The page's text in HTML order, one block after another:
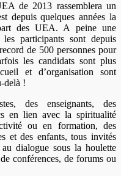
de 2013 rassemblera un
depuis quelques années la
des UEA. A peine une
participants sont depuis
de 500 personnes pour
les candidats sont plus
et d’organisation sont
delà !
des enseignants, des
en lien avec la spiritualité
ou en formation, des
et des enfants, tous invités
dialogue sous la houlette
conférences, de forums ou